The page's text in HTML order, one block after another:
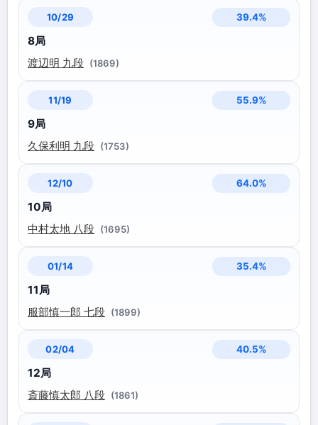
10/29 39.4%
8局
渡辺明 九段 (1869)
11/19 55.9%
9局
久保利明 九段 (1753)
12/10 64.0%
10局
中村太地 八段 (1695)
01/14 35.4%
11局
服部慎一郎 七段 (1899)
02/04 40.5%
12局
斎藤慎太郎 八段 (1861)